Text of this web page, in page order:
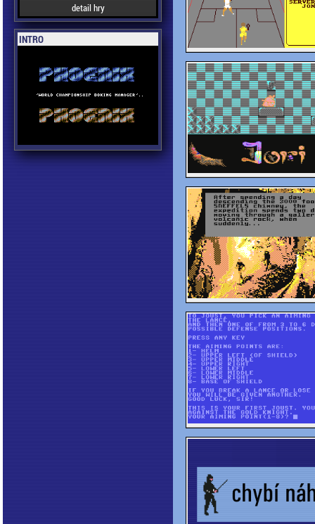
detail hry
INTRO